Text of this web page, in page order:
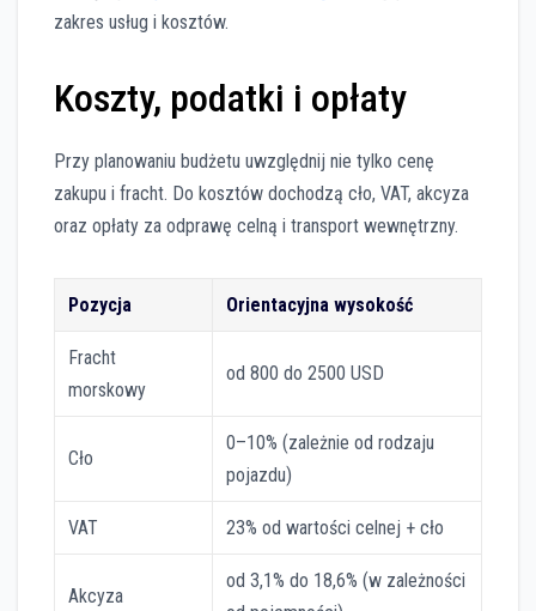
zakres usług i kosztów.
Koszty, podatki i opłaty
Przy planowaniu budżetu uwzględnij nie tylko cenę
zakupu i fracht. Do kosztów dochodzą cło, VAT, akcyza
oraz opłaty za odprawę celną i transport wewnętrzny.
Pozycja Orientacyjna wysokość
Fracht
morskowy
od 800 do 2500 USD
Cło
0–10% (zależnie od rodzaju
pojazdu)
VAT 23% od wartości celnej + cło
Akcyza
od 3,1% do 18,6% (w zależności